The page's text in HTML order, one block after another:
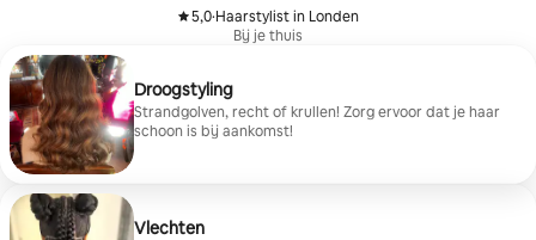
5,0
, ·Haarstylist in Londen
Bij je thuis
Droogstyling
Strandgolven, recht of krullen! Zorg ervoor dat je haar
schoon is bij aankomst!
Vlechten